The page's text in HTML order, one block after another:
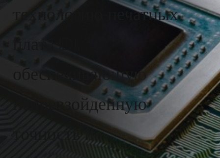
технологию печатных
обеспечивающую
непревзойденную